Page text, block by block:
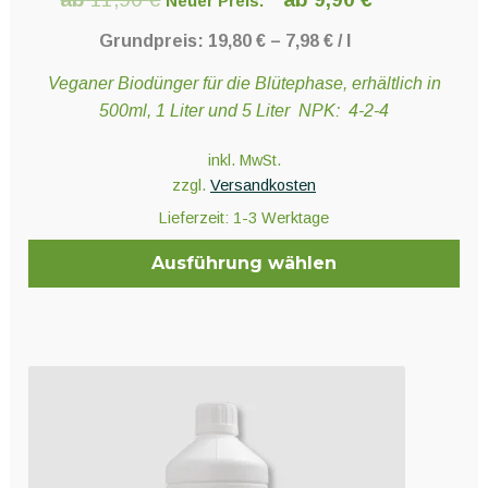
Grundpreis: 19,80€ – 7,98€ /
Veganer Biodünger für die Blütephase, erhältlich in
500ml, 1 Liter und 5 Liter NPK: 4-2-4
inkl. MwSt.
zzgl. Versandkosten
Lieferzeit: 1-3 Werktage
Ausführung wählen